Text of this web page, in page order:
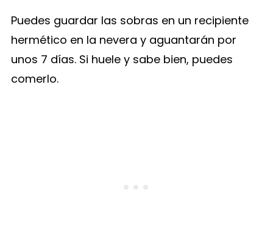
Puedes guardar las sobras en un recipiente
hermético en la nevera y aguantarán por
unos 7 días. Si huele y sabe bien, puedes
comerlo.